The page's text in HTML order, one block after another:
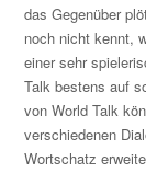
das Gegenüber
noch nicht kennt,
einer sehr
Talk bestens auf
von World Talk
verschiedenen
Wortschatz